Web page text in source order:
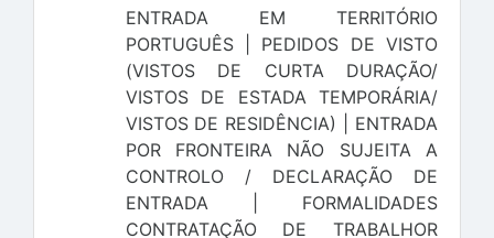
ENTRADA EM TERRITÓRIO
PORTUGUÊS | PEDIDOS DE VISTO
(VISTOS DE CURTA DURAÇÃO/
VISTOS DE ESTADA TEMPORÁRIA/
VISTOS DE RESIDÊNCIA) | ENTRADA
POR FRONTEIRA NÃO SUJEITA A
CONTROLO / DECLARAÇÃO DE
ENTRADA | FORMALIDADES
CONTRATAÇÃO DE TRABALHOR